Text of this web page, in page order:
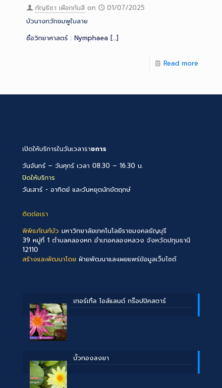
กัญธิชา เผือกกันสี on
01/07/2025
บัวนางกวักชมพูใบลาย
ชื่อวิทยาศาสตร์ : Nymphaea […]
Read more
เปิดให้บริการในวันเวลาราชการ
วันจันทร์ – วันศุกร์ เวลา 08.30 – 16.30 น.
ปิดให้บริการ
วันเสาร์ - อาทิตย์ และวันหยุดนักขัตฤกษ์
ติดต่อเรา
พิพิธภัณฑ์บัว มหาวิทยาลัยเทคโนโลยีราชมงคลธัญบุรี
39 หมู่ที่ 1 ตำบลคลองหก อำเภอคลองหลวง จังหวัดปทุมธานี
12110
สร้างและพัฒนาโดย ฝ่ายพัฒนาและเผยแพร่ข้อมูลเว็บไซต์
เทอร์เทิ้ล ไอส์แลนด์ ทร๊อปปิคสตาร์
บััวทองลงยา